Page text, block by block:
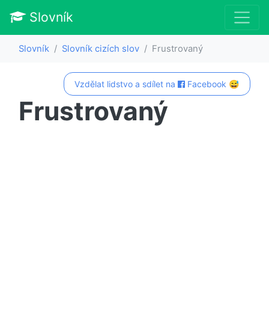
Slovník
Slovník Slovník cizích slov Frustrovaný
Vzdělat lidstvo a sdílet na Facebook 😅
Frustrovaný